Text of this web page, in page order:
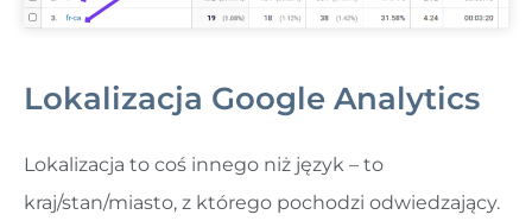
Lokalizacja Google Analytics
Lokalizacja to coś innego niż język – to
kraj/stan/miasto, z którego pochodzi odwiedzający.